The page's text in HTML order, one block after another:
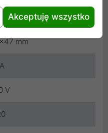
g
mm
V
Akceptuję wszystko